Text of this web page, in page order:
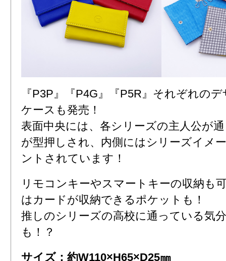
『P3P』『P4G』『P5R』それぞれの
ケースも発売！
表面中央には、各シリーズの主人公が
が型押しされ、内側にはシリーズイメ
ントされています！
リモコンキーやスマートキーの収納も
はカードが収納できるポケットも！
推しのシリーズの高校に通っている気
も！？
サイズ：約W110×H65×D25㎜